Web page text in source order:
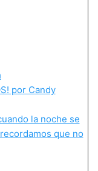
por Candy
la noche se
que no